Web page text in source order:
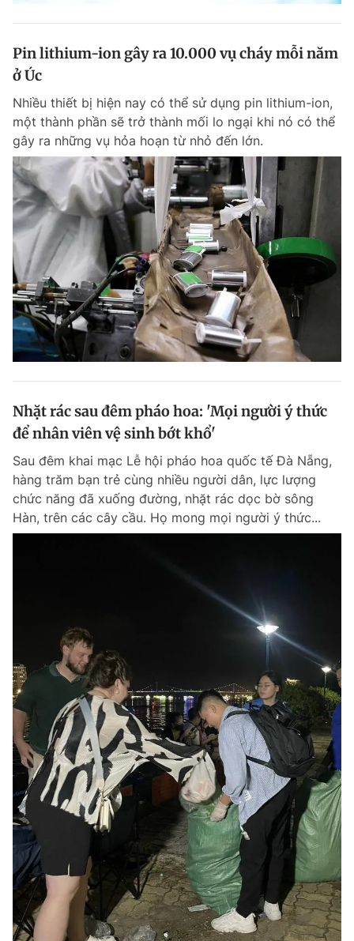
Pin lithium-ion gây ra 10.000 vụ cháy mỗi năm
ở Úc
Nhiều thiết bị hiện nay có thể sử dụng pin lithium-ion,
một thành phần sẽ trở thành mối lo ngại khi nó có thể
gây ra những vụ hỏa hoạn từ nhỏ đến lớn.
Nhặt rác sau đêm pháo hoa: 'Mọi người ý thức
để nhân viên vệ sinh bớt khổ'
Sau đêm khai mạc Lễ hội pháo hoa quốc tế Đà Nẵng,
hàng trăm bạn trẻ cùng nhiều người dân, lực lượng
chức năng đã xuống đường, nhặt rác dọc bờ sông
Hàn, trên các cây cầu. Họ mong mọi người ý thức...